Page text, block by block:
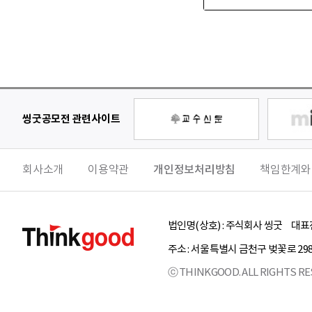
씽굿공모전 관련사이트
회사소개 이용약관 개인정보처리방침 책임한계
법인명(상호) :주식회사 씽굿
대표
주소 :서울특별시 금천구 벚꽃로
ⓒ THINKGOOD. ALL RIGHTS